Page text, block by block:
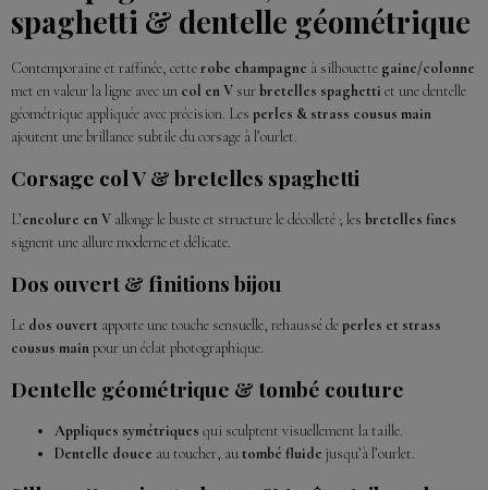
spaghetti & dentelle géométrique
Contemporaine et raffinée, cetterobe champagne à silhouette gaine/colonne
met en valeur la ligne avec un col en V surbretelles spaghetti et une dentelle
géométrique appliquée avec précision. Les perles & strass cousus main
ajoutent une brillance subtile du corsage à l’ourlet.
Corsage col V & bretelles spaghetti
L’encolure en V allonge le buste et structure le décolleté ; les bretelles fines
signent une allure moderne et délicate.
Dos ouvert & finitions bijou
Le dos ouvert apporte une touche sensuelle, rehaussé deperles et strass
cousus mainpour un éclat photographique.
Dentelle géométrique & tombé couture
Appliques symétriques qui sculptent visuellement la taille.
Dentelle douce au toucher, autombé fluide jusqu’à l’ourlet.